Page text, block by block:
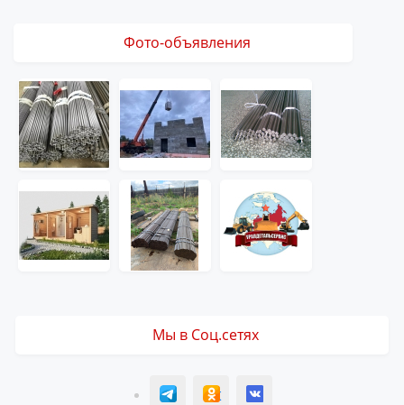
Фото-объявления
Мы в Соц.сетях
T ОК ВК